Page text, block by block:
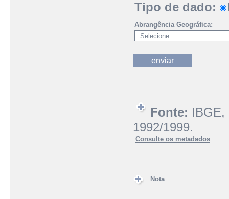
Tipo de dado:
Abrangência Geográfica:
Fonte: IBGE,
1992/1999.
Consulte os metadados
Nota